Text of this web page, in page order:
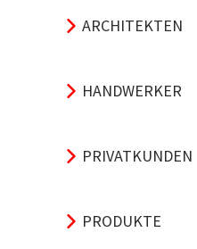
ARCHITEKTEN
HANDWERKER
PRIVATKUNDEN
PRODUKTE